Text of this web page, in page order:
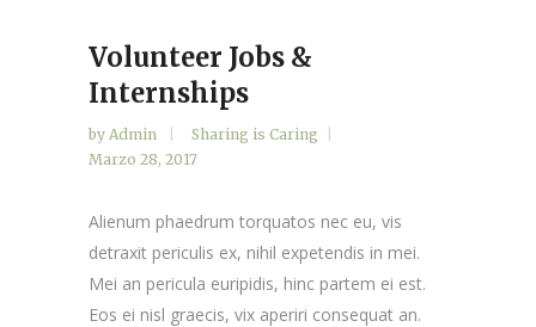
Volunteer Jobs &
Internships
by Admin
Sharing is Caring
Marzo 28, 2017
Alienum phaedrum torquatos nec eu, vis
detraxit periculis ex, nihil expetendis in mei.
Mei an pericula euripidis, hinc partem ei est.
Eos ei nisl graecis, vix aperiri consequat an.